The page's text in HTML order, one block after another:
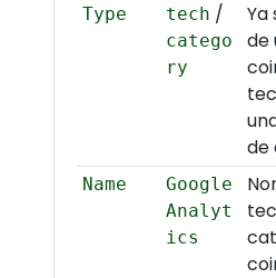
Type tech /
catego
ry
Ya
de
de
Name
Google
Analyt
ics